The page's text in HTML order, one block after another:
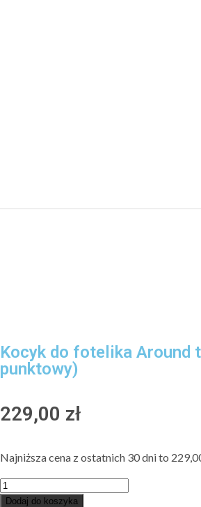
Kocyk do fotelika Around
punktowy)
229,00 zł
Najniższa cena z ostatnich 30 dni to
Dodaj do koszyka